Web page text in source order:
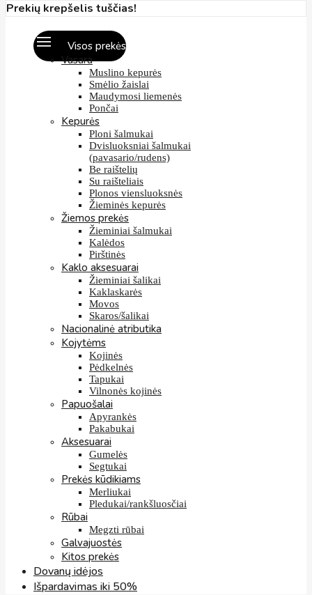
Prekių krepšelis tuščias!
Visos prekės
Vasara
Muslino kepurės
Smėlio žaislai
Maudymosi liemenės
Pončai
Kepurės
Ploni šalmukai
Dvisluoksniai šalmukai
(pavasario/rudens)
Be raištelių
Su raišteliais
Plonos viensluoksnės
Žieminės kepurės
Žiemos prekės
Žieminiai šalmukai
Kalėdos
Pirštinės
Kaklo aksesuarai
Žieminiai šalikai
Kaklaskarės
Movos
Skaros/šalikai
Nacionalinė atributika
Kojytėms
Kojinės
Pėdkelnės
Tapukai
Vilnonės kojinės
Papuošalai
Apyrankės
Pakabukai
Aksesuarai
Gumelės
Segtukai
Prekės kūdikiams
Merliukai
Pledukai/rankšluosčiai
Rūbai
Megzti rūbai
Galvajuostės
Kitos prekės
Dovanų idėjos
Išpardavimas iki 50%